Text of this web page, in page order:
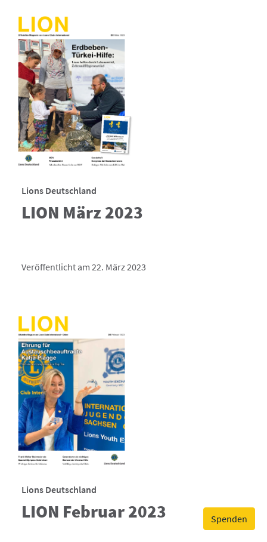
Spenden
Lions Deutschland
LION März 2023
Veröffentlicht am 22. März 2023
Lions Deutschland
LION Februar 2023